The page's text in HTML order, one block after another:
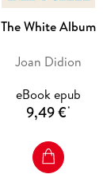
The White Album
Joan Didion
eBook epub
9,49 €*